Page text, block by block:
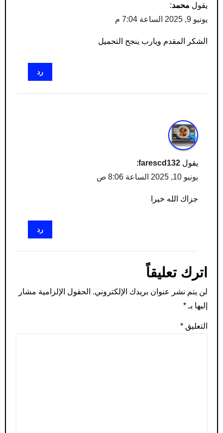
يقول محمد:
يونيو 9, 2025 الساعة 7:04 م
الشكر المقدم ويارب ينجح التحميل
رد
يقول farescd132
:
يونيو 10, 2025 الساعة 8:06 ص
جزاك الله خيرا
رد
اترك تعليقاً
لن يتم نشر عنوان بريدك الإلكتروني. الحقول الإلزامية مشار
إليها بـ *
التعليق *